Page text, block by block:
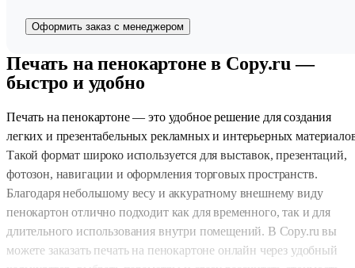
Оформить заказ с менеджером
Печать на пенокартоне в Copy.ru —
быстро и удобно
Печать на пенокартоне — это удобное решение для создания
легких и презентабельных рекламных и интерьерных
Такой формат широко используется для выставок, презентаций,
фотозон, навигации и оформления торговых пространств.
Благодаря небольшому весу и аккуратному внешнему виду
пенокартон отлично подходит как для временного, так и для
длительного использования внутри помещений. В Copy.ru вы
можете заказать печать на пенокартоне онлайн через удобный